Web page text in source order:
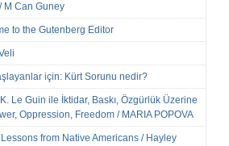
M Can Guney
to the Gutenberg Editor
için: Kürt Sorunu nedir?
Le Guin ile İktidar, Baskı, Özgürlük Üzerine
Oppression, Freedom / MARIA POPOVA
from Native Americans / Hayley